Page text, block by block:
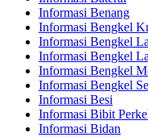
Informasi Benang
Informasi Bengkel
Informasi Bengkel
Informasi Bengkel
Informasi Bengkel
Informasi Bengkel
Informasi Besi
Informasi Bibit
Informasi Bidan